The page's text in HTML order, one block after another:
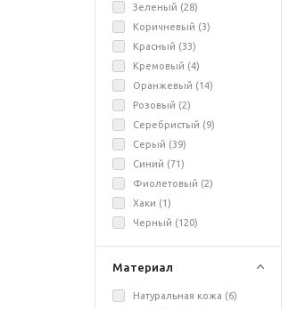
Зеленый (28)
Коричневый (3)
Красный (33)
Кремовый (4)
Оранжевый (14)
Розовый (2)
Серебристый (9)
Серый (39)
Синий (71)
Фиолетовый (2)
Хаки (1)
Черный (120)
Материал
Натуральная кожа (6)